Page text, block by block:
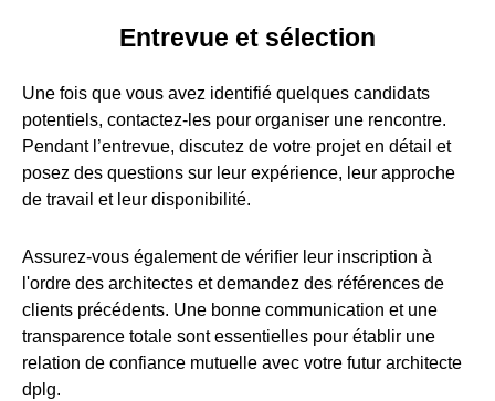
Entrevue et sélection
Une fois que vous avez identifié quelques candidats
potentiels, contactez-les pour organiser une rencontre.
Pendant l’entrevue, discutez de votre projet en détail et
posez des questions sur leur expérience, leur approche
de travail et leur disponibilité.
Assurez-vous également de vérifier leur inscription à
l'ordre des architectes et demandez des références de
clients précédents. Une bonne communication et une
transparence totale sont essentielles pour établir une
relation de confiance mutuelle avec votre futur architecte
dplg.